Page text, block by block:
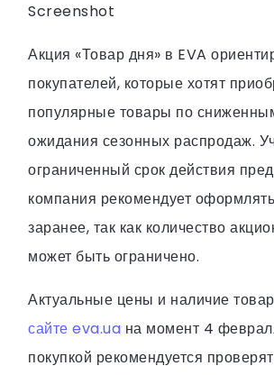
Screenshot
Акция «Товар дня» в EVA
покупателей, которые хотят
популярные товары по
ожидания сезонных распродаж.
ограниченный срок действия
компания рекомендует
заранее, так как количество
может быть ограничено.
Актуальные цены и наличие
сайте eva.ua на момент 4
покупкой рекомендуется